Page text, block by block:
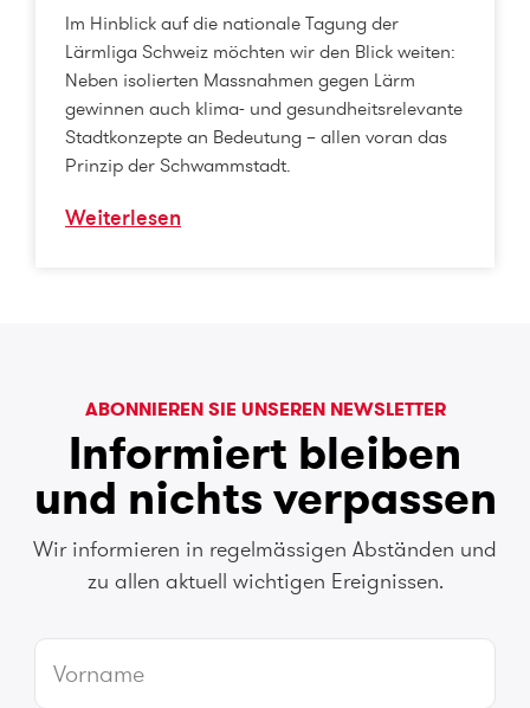
Im Hinblick auf die nationale Tagung der
Lärmliga Schweiz möchten wir den Blick weiten:
Neben isolierten Massnahmen gegen Lärm
gewinnen auch klima- und gesundheitsrelevante
Stadtkonzepte an Bedeutung – allen voran das
Prinzip der Schwammstadt.
Weiterlesen
ABONNIEREN SIE UNSEREN NEWSLETTER
Informiert bleiben
und nichts verpassen
Wir informieren in regelmässigen Abständen und
zu allen aktuell wichtigen Ereignissen.